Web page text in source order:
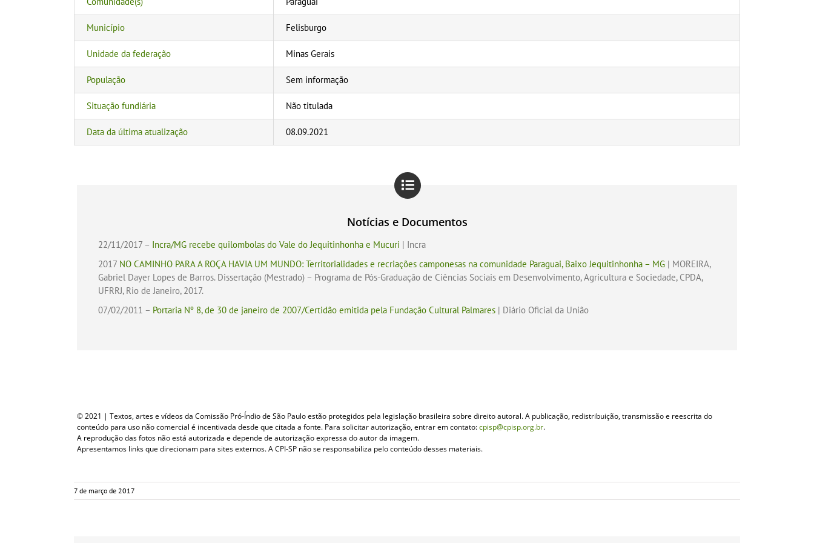
Município Felisburgo
Unidade da federação Minas Gerais
População Sem informação
Situação fundiária Não titulada
Data da última atualização 08.09.2021
Notícias e Documentos
22/11/2017 – Incra/MG recebe quilombolas do Vale do Jequitinhonha e Mucuri | Incra
2017 NO CAMINHO PARA A ROÇA HAVIA UM MUNDO: Territorialidades e recriações camponesas na comunidade Paraguai, Baixo Jequitinhonha – MG | MOREIRA,
Gabriel Dayer Lopes de Barros. Dissertação (Mestrado) – Programa de Pós-Graduação de Ciências Sociais em Desenvolvimento, Agricultura e Sociedade, CPDA,
UFRRJ, Rio de Janeiro, 2017.
07/02/2011 – Portaria Nº 8, de 30 de janeiro de 2007/Certidão emitida pela Fundação Cultural Palmares | Diário Oficial da União
© 2021 | Textos, artes e vídeos da Comissão Pró-Índio de São Paulo estão protegidos pela legislação brasileira sobre direito autoral. A publicação, redistribuição, transmissão e reescrita do
conteúdo para uso não comercial é incentivada desde que citada a fonte. Para solicitar autorização, entrar em contato:cpisp@cpisp.org.br.
A reprodução das fotos não está autorizada e depende de autorização expressa do autor da imagem.
Apresentamos links que direcionam para sites externos. A CPI-SP não se responsabiliza pelo conteúdo desses materiais.
7 de março de 2017